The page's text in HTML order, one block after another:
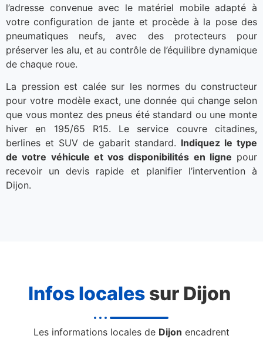
l’adresse convenue avec le matériel mobile adapté à
votre configuration de jante et procède à la pose des
pneumatiques neufs, avec des protecteurs pour
préserver les alu, et au contrôle de l’équilibre dynamique
de chaque roue.
La pression est calée sur les normes du constructeur
pour votre modèle exact, une donnée qui change selon
que vous montez des pneus été standard ou une monte
hiver en 195/65 R15. Le service couvre citadines,
berlines et SUV de gabarit standard. Indiquez le type
de votre véhicule et vos disponibilités en ligne pour
recevoir un devis rapide et planifier l’intervention à
Dijon.
Infos locales sur Dijon
Les informations locales de Dijon encadrent